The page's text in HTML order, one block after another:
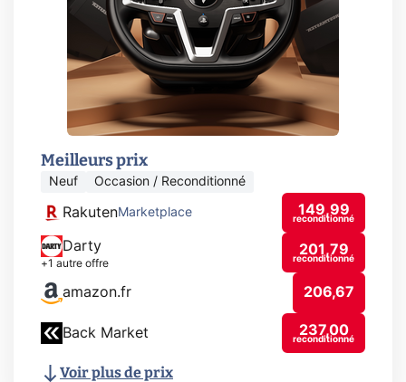
Meilleurs prix
Neuf Occasion / Reconditionné
RakutenMarketplace 149,99
reconditionné
Darty
+1 autre offre
201,79
reconditionné
amazon.fr 206,67
Back Market 237,00
reconditionné
Voir plus de prix